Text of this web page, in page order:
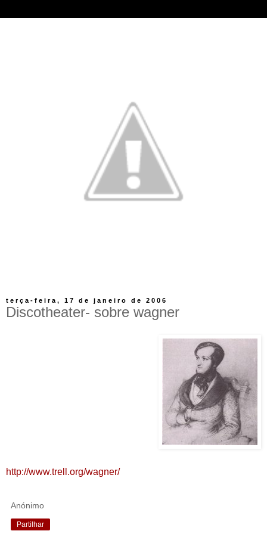
terça-feira, 17 de janeiro de 2006
Discotheater- sobre wagner
http://www.trell.org/wagner/
Anónimo
Partilhar